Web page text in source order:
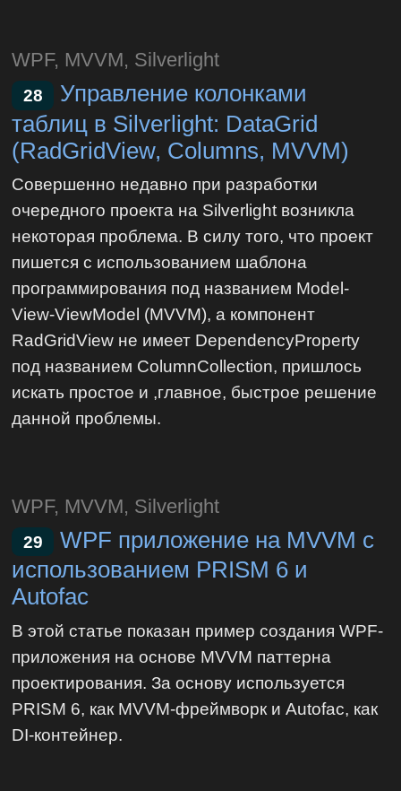
WPF, MVVM, Silverlight
28
Управление колонками
таблиц в Silverlight: DataGrid
(RadGridView, Columns, MVVM)
Совершенно недавно при разработки
очередного проекта на Silverlight возникла
некоторая проблема. В силу того, что проект
пишется с использованием шаблона
программирования под названием Model-
View-ViewModel (MVVM), а компонент
RadGridView не имеет DependencyProperty
под названием ColumnCollection, пришлось
искать простое и ,главное, быстрое решение
данной проблемы.
WPF, MVVM, Silverlight
29
WPF приложение на MVVM с
использованием PRISM 6 и
Autofac
В этой статье показан пример создания WPF-
приложения на основе MVVM паттерна
проектирования. За основу используется
PRISM 6, как MVVM-фреймворк и Autofac, как
DI-контейнер.